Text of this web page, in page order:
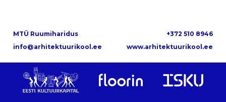
MTÜ Ruumiharidus
+372 510 8946
info@arhitektuurikool.ee
www.arhitektuurikool.ee